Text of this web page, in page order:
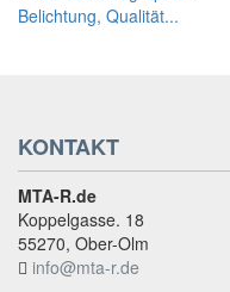
KONTAKT
MTA-R.de
Koppelgasse. 18
55270, Ober-Olm
info@mta-r.de